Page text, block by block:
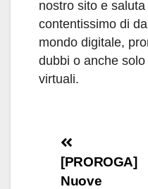
nostro sito e
contentissimo di
mondo digitale,
dubbi o anche
virtuali.
articoli
[PROROGA]
Nuove